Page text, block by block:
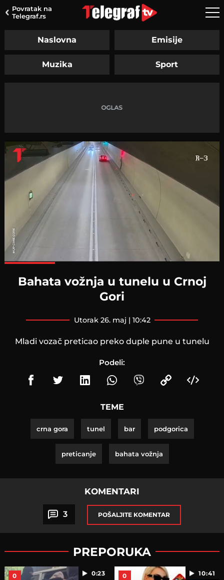
Povratak na
Telegraf.rs
Naslovna Emisije
Muzika Sport
Bahata vožnja u tunelu u Crnoj
Gori
utorak 26. maj | 10:42
Mladi vozač preticao preko duple pune u tunelu
Podeli:
TEME
crna gora tunel bar podgorica
preticanje bahata vožnja
KOMENTARI
3 POŠALJITE KOMENTAR
PREPORUKA
0:23
0 10:41
0